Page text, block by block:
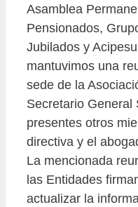
Asamblea
Pensionados,
Jubilados y
mantuvimos una
sede de la
Secretario General
presentes otros
directiva y el
La mencionada
las Entidades
actualizar la